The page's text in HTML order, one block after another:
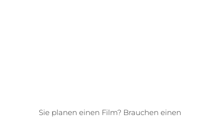
Sie planen einen Film? Brauchen einen